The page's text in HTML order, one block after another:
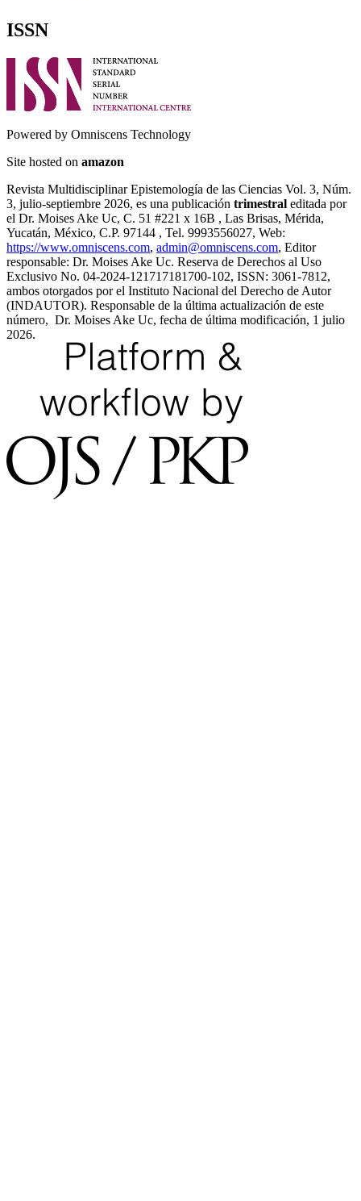
ISSN
Powered by Omniscens Technology
Site hosted on amazon
Revista Multidisciplinar Epistemología de las Ciencias Vol. 3, Núm.
3, julio-septiembre 2026, es una publicación trimestral editada por
el Dr. Moises Ake Uc, C. 51 #221 x 16B , Las Brisas, Mérida,
Yucatán, México, C.P. 97144 , Tel. 9993556027, Web:
https://www.omniscens.com, admin@omniscens.com, Editor
responsable: Dr. Moises Ake Uc. Reserva de Derechos al Uso
Exclusivo No. 04-2024-121717181700-102, ISSN: 3061-7812,
ambos otorgados por el Instituto Nacional del Derecho de Autor
(INDAUTOR). Responsable de la última actualización de este
número, Dr. Moises Ake Uc, fecha de última modificación, 1 julio
2026.